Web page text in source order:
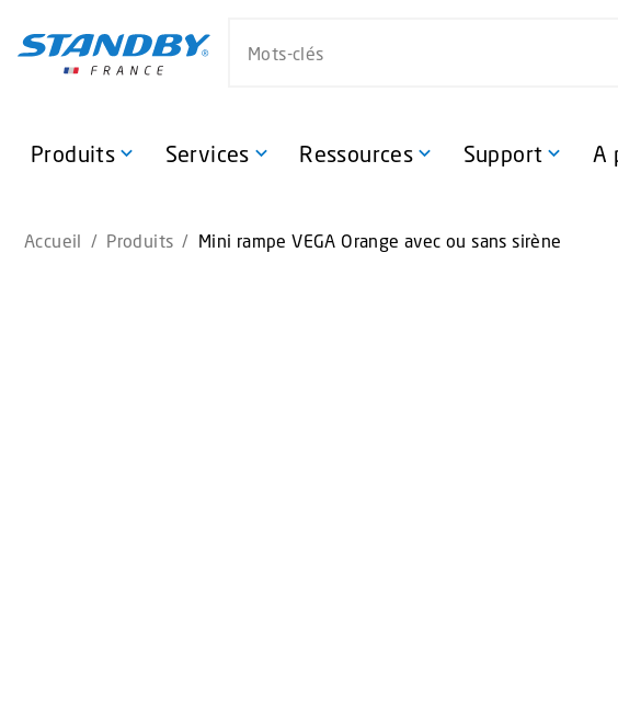
k
o
n
Produits Services Ressources Support A
Accueil / Produits / Mini rampe VEGA Orange avec ou sans sirène